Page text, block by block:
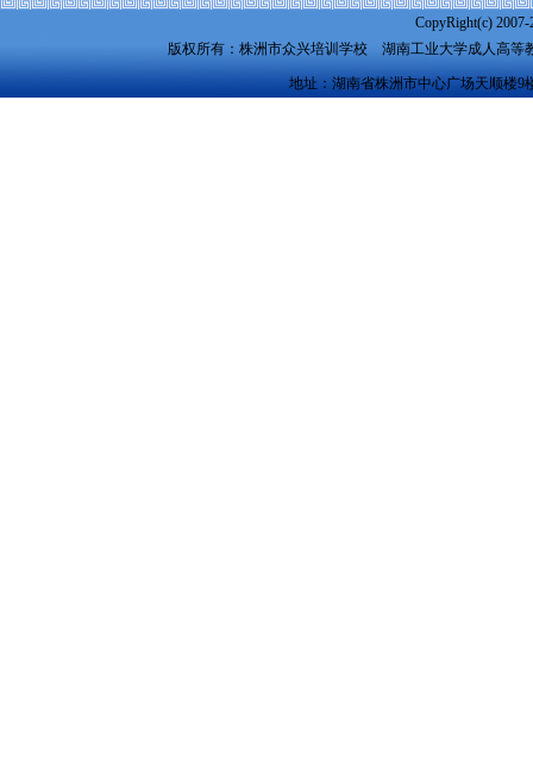
CopyRight(c)
版权所有：株洲市众兴培训学校 湖南工业大学成人高等
地址：湖南省株洲市中心广场天顺楼